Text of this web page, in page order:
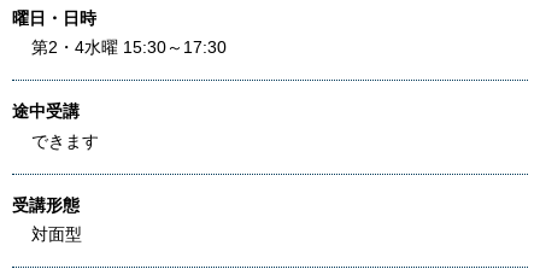
曜日・日時
第2・4水曜 15:30～17:30
途中受講
できます
受講形態
対面型